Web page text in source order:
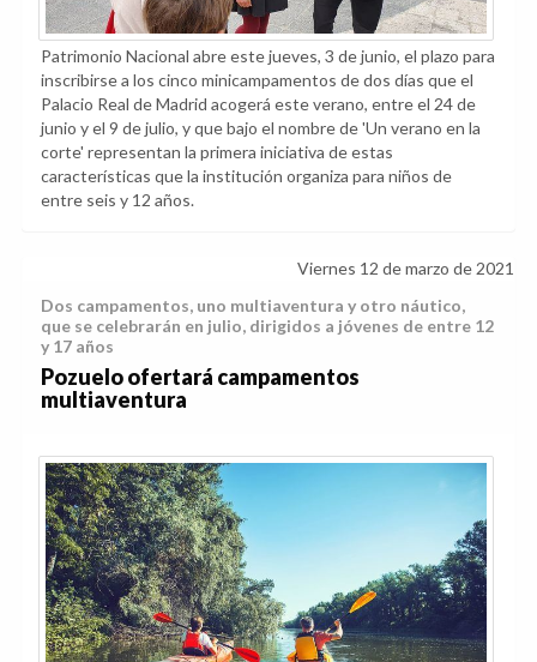
Patrimonio Nacional abre este jueves, 3 de junio, el plazo para
inscribirse a los cinco minicampamentos de dos días que el
Palacio Real de Madrid acogerá este verano, entre el 24 de
junio y el 9 de julio, y que bajo el nombre de 'Un verano en la
corte' representan la primera iniciativa de estas
características que la institución organiza para niños de
entre seis y 12 años.
Viernes 12 de marzo de 2021
Dos campamentos, uno multiaventura y otro náutico,
que se celebrarán en julio, dirigidos a jóvenes de entre 12
y 17 años
Pozuelo ofertará campamentos
multiaventura